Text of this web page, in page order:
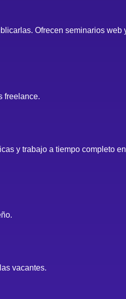
Ofrecen seminarios web
freelance.
y trabajo a tiempo completo
vacantes.